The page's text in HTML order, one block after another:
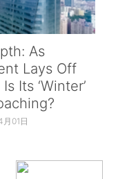
As
Lays Off
Its ‘Winter’
01日